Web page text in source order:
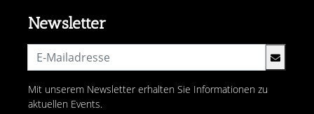
Newsletter
Mit unserem Newsletter erhalten Sie Informationen zu
aktuellen Events.